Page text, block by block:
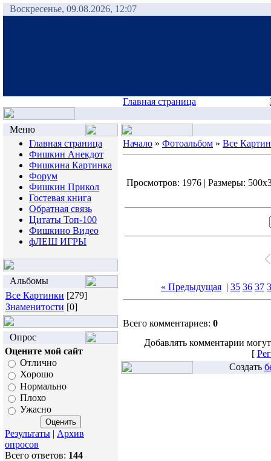
Воскресенье, 09.08.2026, 12:07
Главная страница
Меню
Главная страница
Фишкин Анекдот
Фишкина Картинка
Форум
Фишкин Прикол
Гостевая книга
Обратная связь
Цитаты Топ-100
Фишкино Видео
фЛЕШ ИГРЫ
Альбомы
Все Картинки [279]
Знаменитости [0]
Опрос
Оцените мой сайт
Отлично
Хорошо
Нормально
Плохо
Ужасно
Результаты | Архив
опросов
Всего ответов: 144
Начало » Фотоальбом » Все
Просмотров: 1976 | Размеры:
« Предыдущая | 35 36 37
Всего комментариев: 0
Добавлять комментарии
[
Создать